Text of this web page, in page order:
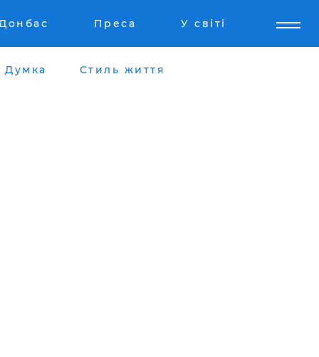
Преса У світі
Думка Стиль життя